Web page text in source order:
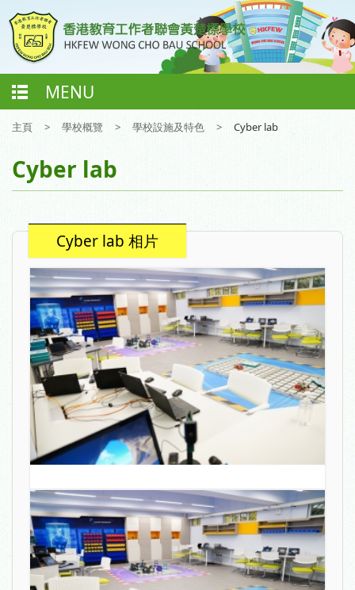
MENU
主頁 > 學校概覽 > 學校設施及特色 > Cyber lab
Cyber lab
Cyber lab 相片